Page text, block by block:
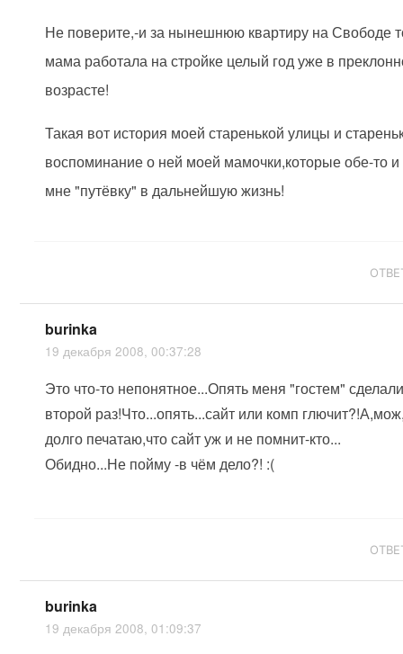
Не поверите,-и за нынешнюю квартиру на Свободе
мама работала на стройке целый год уже в
возрасте!
Такая вот история моей старенькой улицы и
воспоминание о ней моей мамочки,которые обе-то
мне "путёвку" в дальнейшую жизнь!
burinka
19 декабря 2008, 00:37:28
Это что-то непонятное...Опять меня "гостем"
второй раз!Что...опять...сайт или комп
долго печатаю,что сайт уж и не помнит-кто...
Обидно...Не пойму -в чём дело?! :(
burinka
19 декабря 2008, 01:09:37